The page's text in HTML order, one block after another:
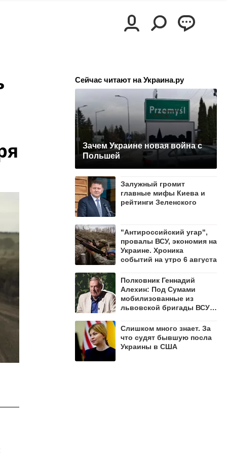
Сейчас читают на Украина.ру
Зачем Украине новая война с
Польшей
Залужный громит
главные мифы Киева и
рейтинги Зеленского
"Антироссийский угар",
провалы ВСУ, экономия на
Украине. Хроника
событий на утро 6 августа
Полковник Геннадий
Алехин: Под Сумами
мобилизованные из
львовской бригады ВСУ
Слишком много знает. За
что судят бывшую посла
Украины в США